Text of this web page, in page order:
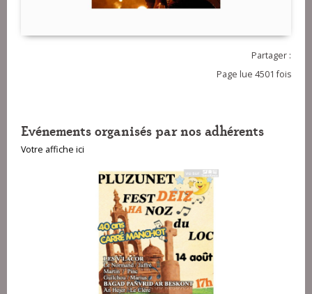
Partager :
Page lue 4501 fois
Evénements organisés par nos adhérents
Votre affiche ici